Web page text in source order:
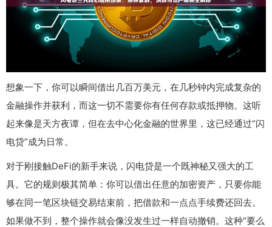
想象一下，你可以瞬间借出几百万美元，在几秒钟内完成复杂的
金融操作并获利，而这一切不需要你有任何存款或抵押物。这听
起来像是天方夜谭，但在去中心化金融的世界里，这已经通过“闪
电贷”成为日常。
对于刚接触DeFi的新手来说，闪电贷是一个既神秘又强大的工
具。它的规则极其简单：你可以借出任意的加密资产，只要你能
够在同一笔区块链交易结束前，把借款和一点点手续费还回去。
如果做不到，整个操作就会像没发生过一样自动撤销。这种“要么